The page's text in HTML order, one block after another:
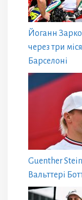
Йоганн
через три
Барселоні
Guenther
Вальттері